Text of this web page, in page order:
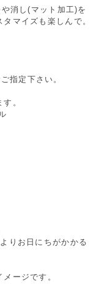
消し(マット加工)を
マイズも楽しんで。
指定下さい。
。
りお日にちがかかる
ージです。